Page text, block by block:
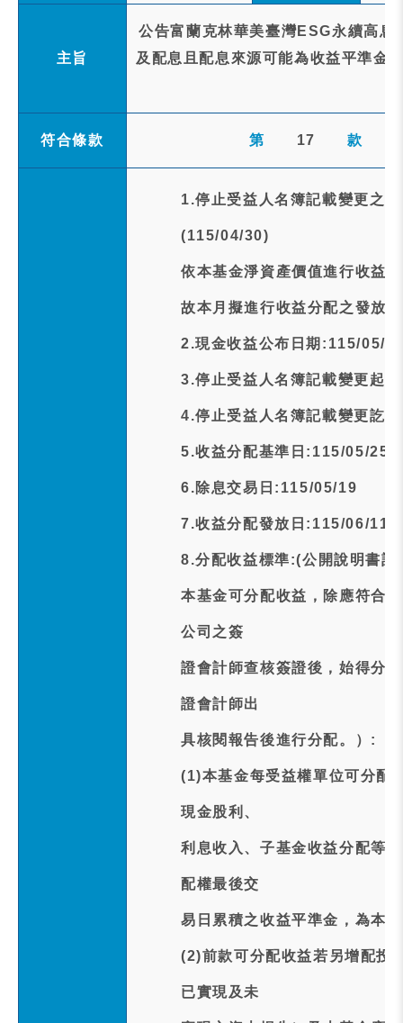
主旨
公告富蘭克林華美臺灣ESG永續高
及配息且配息來源可能為收益平準金
符合條款 第 17 款
1.停止受益人名簿記載變更之
(115/04/30)
依本基金淨資產價值進行收益
故本月擬進行收益分配之發放。
2.現金收益公布日期:115/05/
3.停止受益人名簿記載變更起
4.停止受益人名簿記載變更訖
5.收益分配基準日:115/05/25
6.除息交易日:115/05/19
7.收益分配發放日:115/06/11
8.分配收益標準:(公開說明書記
本基金可分配收益，除應符合
公司之簽
證會計師查核簽證後，始得分
證會計師出
具核閱報告後進行分配。）:
(1)本基金每受益權單位可分配
現金股利、
利息收入、子基金收益分配等
配權最後交
易日累積之收益平準金，為本
(2)前款可分配收益若另增配投
已實現及未